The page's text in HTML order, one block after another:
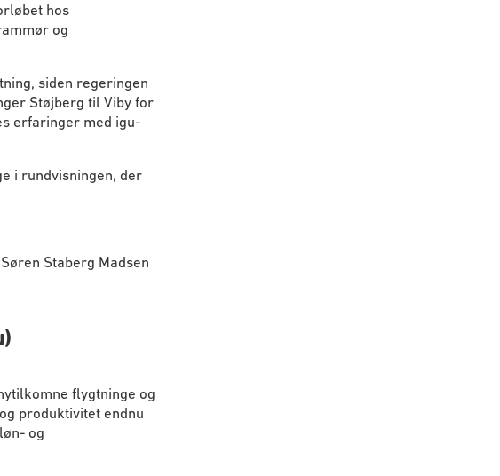
hos
og
siden regeringen
Støjberg til Viby for
erfaringer med igu-
i rundvisningen, der
Staberg Madsen
flygtninge og
produktivitet endnu
og